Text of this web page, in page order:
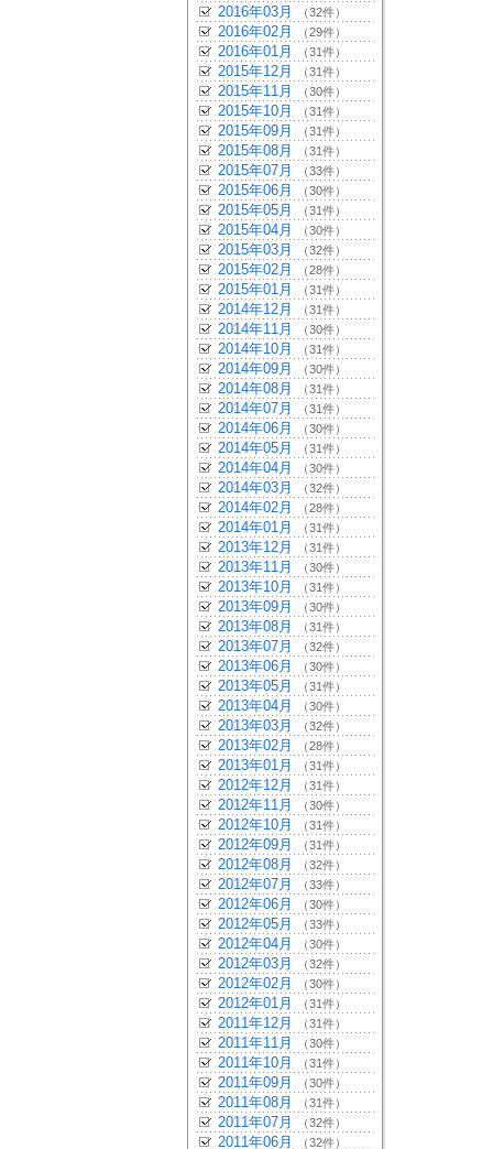
2016年03月 （32件）
2016年02月 （29件）
2016年01月 （31件）
2015年12月 （31件）
2015年11月 （30件）
2015年10月 （31件）
2015年09月 （31件）
2015年08月 （31件）
2015年07月 （33件）
2015年06月 （30件）
2015年05月 （31件）
2015年04月 （30件）
2015年03月 （32件）
2015年02月 （28件）
2015年01月 （31件）
2014年12月 （31件）
2014年11月 （30件）
2014年10月 （31件）
2014年09月 （30件）
2014年08月 （31件）
2014年07月 （31件）
2014年06月 （30件）
2014年05月 （31件）
2014年04月 （30件）
2014年03月 （32件）
2014年02月 （28件）
2014年01月 （31件）
2013年12月 （31件）
2013年11月 （30件）
2013年10月 （31件）
2013年09月 （30件）
2013年08月 （31件）
2013年07月 （32件）
2013年06月 （30件）
2013年05月 （31件）
2013年04月 （30件）
2013年03月 （32件）
2013年02月 （28件）
2013年01月 （31件）
2012年12月 （31件）
2012年11月 （30件）
2012年10月 （31件）
2012年09月 （31件）
2012年08月 （32件）
2012年07月 （33件）
2012年06月 （30件）
2012年05月 （33件）
2012年04月 （30件）
2012年03月 （32件）
2012年02月 （30件）
2012年01月 （31件）
2011年12月 （31件）
2011年11月 （30件）
2011年10月 （31件）
2011年09月 （30件）
2011年08月 （31件）
2011年07月 （32件）
2011年06月 （32件）